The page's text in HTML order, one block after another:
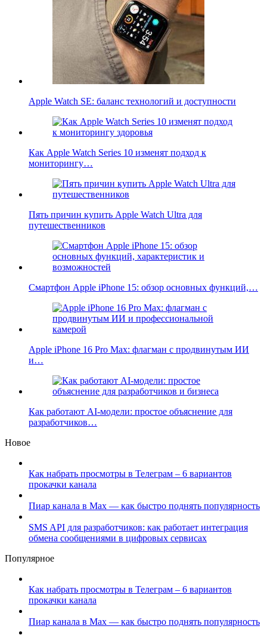
Apple Watch SE: баланс технологий и доступности
Как Apple Watch Series 10 изменят подход к
мониторингу…
Пять причин купить Apple Watch Ultra для
путешественников
Смартфон Apple iPhone 15: обзор основных функций,…
Apple iPhone 16 Pro Max: флагман с продвинутым ИИ
и…
Как работают AI-модели: простое объяснение для
разработчиков…
Новое
Как набрать просмотры в Телеграм – 6 вариантов
прокачки канала
Пиар канала в Max — как быстро поднять популярность
SMS API для разработчиков: как работает интеграция
обмена сообщениями в цифровых сервисах
Популярное
Как набрать просмотры в Телеграм – 6 вариантов
прокачки канала
Пиар канала в Max — как быстро поднять популярность